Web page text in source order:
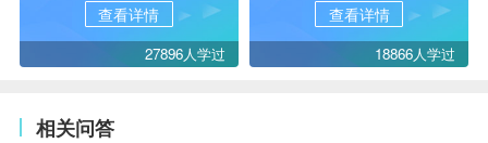
查看详情
27896人学过
查看详情
18866人学过
相关问答